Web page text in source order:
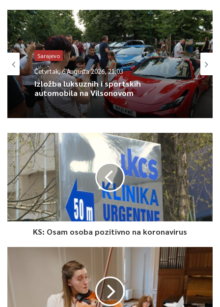
AA
U kratkoj izjavi u svojoj kući u Konjević-Polju, nana Fata je
zahvalila i novinarima na podršci, javlja Anadolu Agency (AA).
Nana Fata je dodala da je vrijeme da konačno sjedne rahat u
svoju avliju.
“Da sjednem ondje da popijem kahvu, da nas ne ganjaju i ne
tuku po našoj avliji, nek i njima dođe kraj. Radili su nam što je
najgore, a došao je kraj i njima”, kazala je nana Fata Orlović i
dodala:
“Dvadeset godina sam iscrpljena, a danas mi je najgore. Nije mi
drago, a u isto vrijeme i jest mi drago što je moja avlija
Rano jutros počelo je uklanjanje nelegalno sagrađene crkve iz
Sarajevo
Četvrtak, 6 Augusta 2026, 21:03
Izložba luksuznih i sportskih
automobila na Vilsonovom
KS: Osam osoba pozitivno na koronavirus